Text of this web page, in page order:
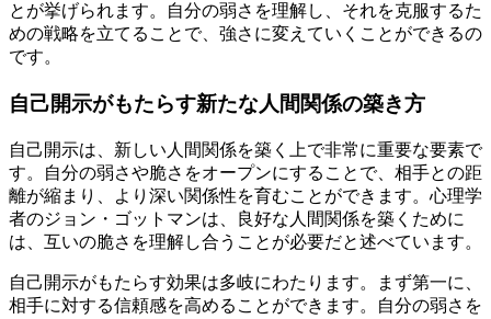
とが挙げられます。自分の弱さを理解し、それを克服するた
めの戦略を立てることで、強さに変えていくことができるの
です。
自己開示がもたらす新たな人間関係の築き方
自己開示は、新しい人間関係を築く上で非常に重要な要素で
す。自分の弱さや脆さをオープンにすることで、相手との距
離が縮まり、より深い関係性を育むことができます。心理学
者のジョン・ゴットマンは、良好な人間関係を築くために
は、互いの脆さを理解し合うことが必要だと述べています。
自己開示がもたらす効果は多岐にわたります。まず第一に、
相手に対する信頼感を高めることができます。自分の弱さを